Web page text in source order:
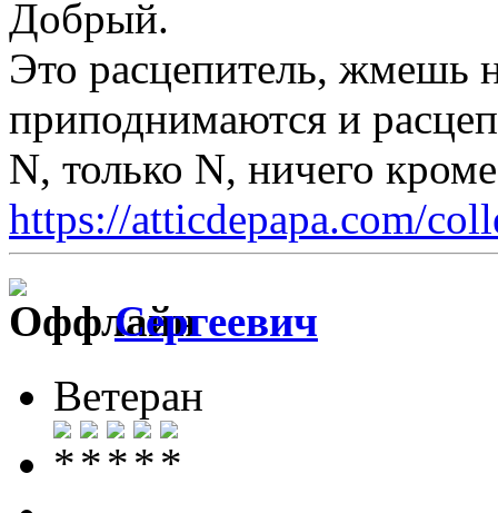
Добрый.
Это расцепитель, жмешь
приподнимаются и
N, только N, ничего
https://atticdepapa.com/
Сергеевич
Ветеран